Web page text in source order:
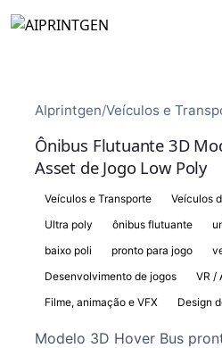
AIprintgen/Veículos e
Ônibus Flutuante 3D
Asset de Jogo Low Poly
Veículos e Transporte
Veículos
Ultra poly
ônibus flutuante
baixo poli
pronto para jogo
Desenvolvimento de jogos
VR /
Filme, animação e VFX
Design
Modelo 3D Hover Bus